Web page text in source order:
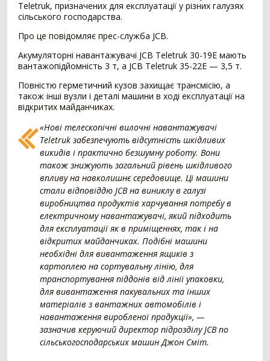
Зернова жатка
Жатка для соняшника
Ріпаковий стіл
Кормозбиральна жатка
Внесення добрив
Розкидач мінеральних добрив
Машина для внесення рідких добрив
Гноєрозкидач
Розчинно-заправна станція
Сепаратор гною
Накопичувальний бункер
Точне землеробство
Система паралельного водіння
Дрон-обприскувач
Система автоматичного підрулювання
Система контролю висіву
Агродрон
Комбайн
Teletruk, призначених для експлуатації у різних галузях
сільського господарства.
Про це повідомляє прес-служба JCB.
Акумуляторні навантажувачі JCB Teletruk 30-19E мають
вантажопідйомність 3 т, а JCB Teletruk 35-22E — 3,5 т.
Повністю герметичний кузов захищає трансмісію, а
також інші вузли і деталі машини в ході експлуатації на
відкритих майданчиках.
«Нові телескопічні вилочні навантажувачі
Teletruk забезпечують відсутність шкідливих
викидів і практично безшумну роботу. Вони
також знижують загальний рівень шкідливого
впливу на навколишнє середовище. Ці машини
стали відповіддю JCB на виниклу в галузі
виробництва продуктів харчування потребу в
електричному навантажувачі, який підходить
для експлуатації як в приміщеннях, так і на
відкритих майданчиках. Подібні машини
необхідні для вивантаження ящиків з
картоплею на сортувальну лінію, для
транспортування піддонів від лінії упаковки,
для вивантаження пакувальних та інших
матеріалів з вантажних автомобілів і
навантаження виробленої продукції», —
зазначив керуючий директор підрозділу JCB по
сільськогосподарських машин Джон Сміт.